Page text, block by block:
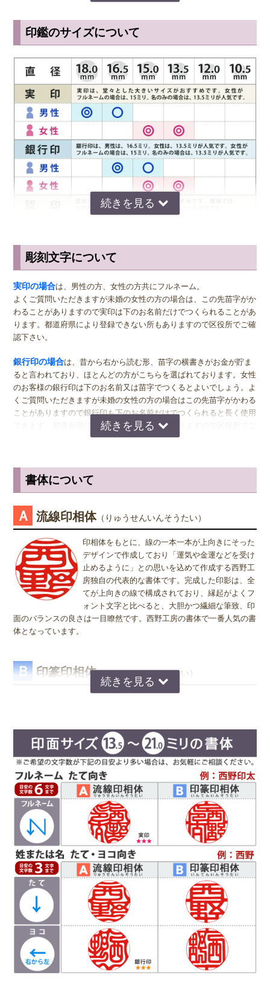
できず、希少性が上がってしまいます。
柘と比較されやすい「あかね」という木があります。 中国やタイな
どの東南アジアから輸入されており、本柘の代用素材として最も普及
している印材です。あくまでも本柘の代用素材であるため、本柘に比
べると品質は劣ってしまいます。あかねの木は成長が早く大量に切り
出すことができるため、安く、高級印鑑というよりは日常的によく使
う印鑑として広く親しまれています。
本柘とあかねを比べると、本柘の方がきめが細かく粘りもあるため、
印鑑として綺麗な仕上がりになります。 実印などの一生物の印鑑と
して購入するなら、あかねより本柘を選ぶべきです。
本柘のような木製の印鑑は、乾燥や湿気といった湿度の変化に弱いと
いう欠点があります。せっかく作った印鑑に歪みやひび割れができて
しまってはたまりません。 印鑑の使用後は必ず専用の印鑑ケースに
しまい、冷暗所に保管するようにしましょう。
本柘印鑑の保管・お手入れ方法
柘をはじめとする木製印鑑の特徴として、朱肉に含まれる油が木に染
しまうと、実印や銀行印として使えなくなります。
印鑑を使用した後、朱肉を拭き取らずに片付けてしまうと劣化の原因
になりますので、綺麗に拭いてから片付けるようにしましょう。ま
た、印鑑に朱肉を付ける時も、たくさんつけすぎたりすることのない
の汚れは印鑑に味がでますので、あまり気にしすぎず無理に汚れを取
印鑑の水洗い、ウェットティッシュでのお掃除は絶対にお止めくださ
い。 本柘は木ですので、水でぬれると脆くなってしまいます。綺麗
にするつもりが逆に劣化の原因になります。
印鑑のサイズについて
サイズ選びのアドバイス
実印の男性用は、堂々とした大きいサイズの直径16.5ミリまたは18.0
ミリがおすすめです。女性用の実印でフルネームの場合は、15.0ミ
リ。女性用の実印で名のみの場合は、13.5ミリがおすすめです。女性
の方でご結婚されている場合は、ご主人様より小さいものをお選びに
なるのが一般的ですが、同じ大きさの実印でも問題ございません。女
女関係なく大きいものをおすすめします。代表者としての実印をお作
り下さい。印材によっては、21.0ミリもご用意しています。ご入用の
際は、各商品ページにてご確認ください。
銀行印の男性用は、16.5ミリがおすすめです。女性用は、13.5ミリ
小さ目の10.5ミリが無難かもしれません。女性用は、10.5ミリがおす
すめです。
※実印・銀行印・認印の表記は、当店で分類上分けさせて頂いており
ますが、銀行印をご注文された場合でも、実印や認印として、また
も問題ありません。ご使用用途は、お客様のご判断でご使用頂けま
す。
彫刻文字について
実印の場合は、男性の方、女性の方共にフルネーム。
よくご質問いただきますが未婚の女性の方の場合は、この先苗字がか
わることがありますので実印は下のお名前だけでつくられることがあ
ります。都道府県により登録できない所もありますので区役所でご確
認下さい。
銀行印の場合は、昔から右から読む形、苗字の横書きがお金が貯ま
ると言われており、ほとんどの方がこちらを選ばれております。女性
のお客様の銀行印は下のお名前又は苗字でつくるとよいでしょう。よ
くご質問いただきますが未婚の女性の方の場合はこの先苗字がかわる
ことがありますので銀行印も下のお名前だけでつくられると長く使用
できます。都道府県により登録できない所もありますので区役所でご
が書いてあるのか読めるほうがいいかと思いますので当店では風格を
出すならテンショ体、味わい深いものなら読みやすい印相体をオスス
姓または名で、漢字1文字のお客様
『書体』をお選び頂く際、漢字一文字のお客様の場合は "たて" "ヨ
コ" どちらを選択すればよいのかお問い合わせを頂きます。 "たて"
"ヨコ" どちらを選んで頂いても、選択によりデザインが変わること
はございませんので "たて" "ヨコ" どちらかをご選択願います。
書体について
Ａ 流線印相体（りゅうせんいんそうたい）
印相体をもとに、線の一本一本が上向きにそった
デザインで作成しており「運気や金運などを受け
止めるように」との思いを込めて作成する西野工
房独自の代表的な書体です。完成した印影は、全
てが上向きの線で構成されており、縁起がよくフ
ォント文字と比べると、大胆かつ繊細な筆致、印
面のバランスの良さは一目瞭然です。西野工房の書体で一番人気の書
体となっています。
Ｂ 印篆印相体 （いんてんいんそうたい）
ンスをとるのが難しいのですが、独自の作風で文
字を折り曲げ、空間を埋めるデザインが特徴で
す。直線基調の印影は、気品があり上品な印象で
好まれています。定評のある西野センスで全体のバランスを整え枠内
に収めます。
Ｃ 読 みやすい 印相体(よみやすいいんそうたい)
印相体を読みやすくした西野工房独自の書体で
す。認印によく使用され、他の書体より判読性が
高い書体になり、社内文書などの確認印としての
使用をお勧めしています。
Ｄ篆書体 （てんしょたい）